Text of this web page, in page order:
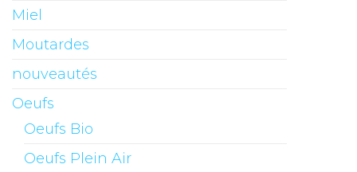
Miel
Moutardes
nouveautés
Oeufs
Oeufs Bio
Oeufs Plein Air